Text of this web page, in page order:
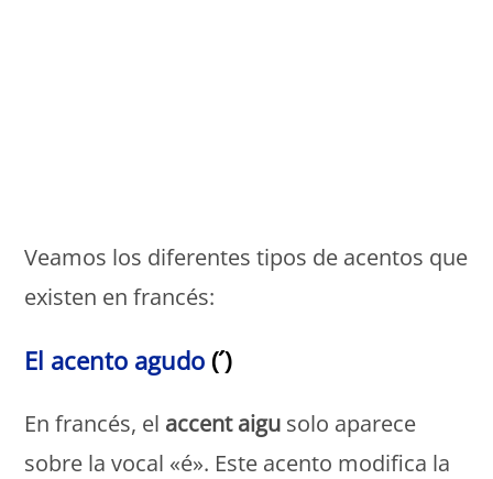
Veamos los diferentes tipos de acentos que
existen en francés:
El acento agudo (´)
En francés, el accent aigu solo aparece
sobre la vocal «é». Este acento modifica la